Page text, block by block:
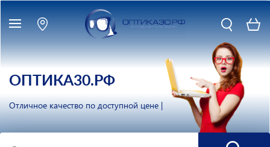
ОПТИКА30.РФ
|